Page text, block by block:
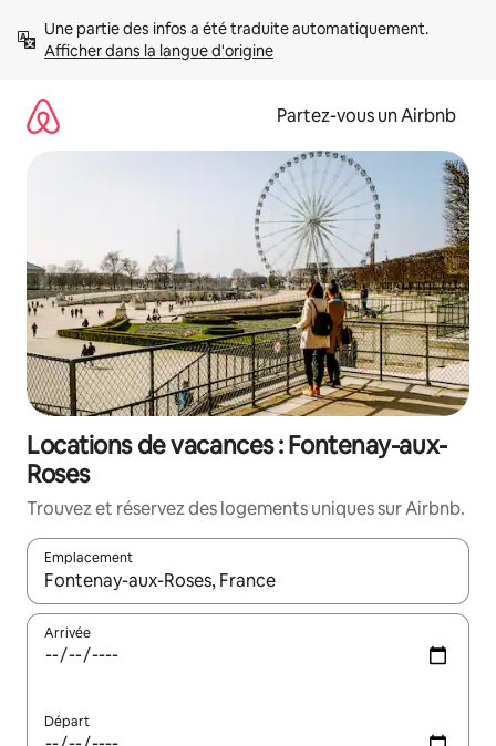
directement
Afficher dans la langue d'origine
Partez-vous un Airbnb
Locations de vacances : Fontenay-aux-
Roses
Trouvez et réservez des logements uniques sur Airbnb.
Emplacement
Quand les résultats sont affichés, parcourez-les en utilisant
Arrivée
Départ